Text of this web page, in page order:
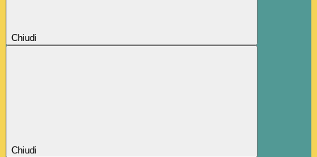
Chiudi
Chiudi